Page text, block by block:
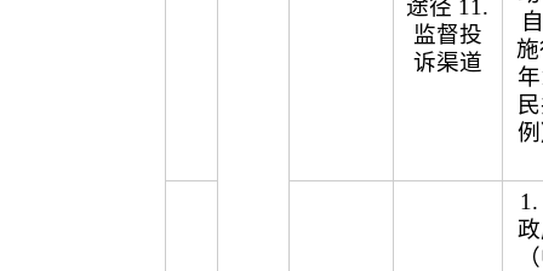
途径 11.
监督投
诉渠道